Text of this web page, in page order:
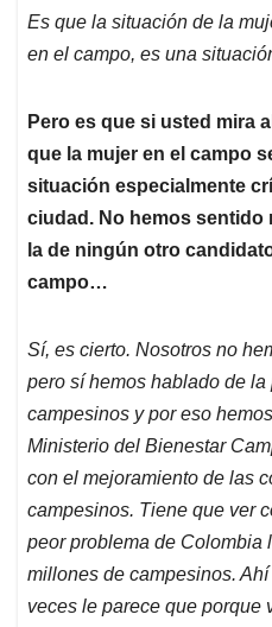
Es que la situación de la
en el campo, es una
Pero es que si usted mira
que la mujer en el campo
situación especialmente
ciudad. No hemos sentido
la de ningún otro
campo…
Sí, es cierto. Nosotros no
pero sí hemos hablado de
campesinos y por eso
Ministerio del Bienestar
con el mejoramiento de las
campesinos. Tiene que ver
peor problema de Colombia
millones de campesinos.
veces le parece que porque